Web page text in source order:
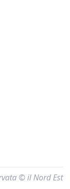
© il Nord Est